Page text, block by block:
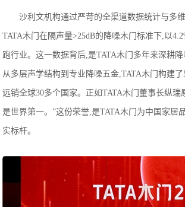
沙利文机构通过严苛的全渠道数据统计与多
TATA木门在隔声量>25dB的降噪木门标准下,以
跑行业。这一数据背后,是TATA木门多年来深耕降
从多层声学结构到专业降噪五金,TATA木门构建
远销全球30多个国家。正如TATA木门董事长纵瑞
是世界第一。”这份荣誉,是TATA木门为中国家居
实标杆。